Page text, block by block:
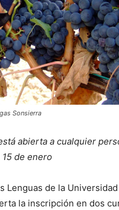
Sonsierra
abierta a cualquier
de enero
Lenguas de la
la inscripción en dos